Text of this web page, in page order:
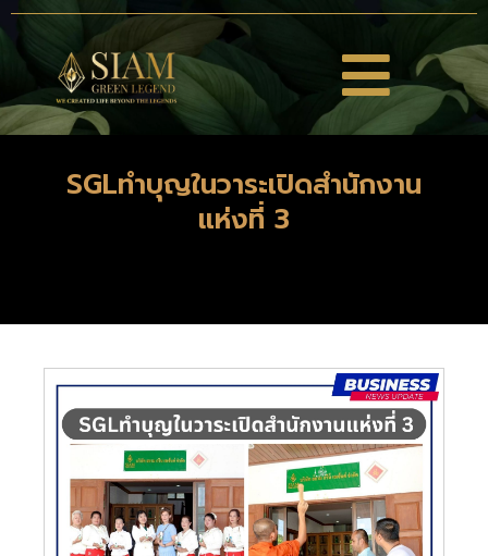
SGLทำบุญในวาระเปิดสำนักงาน
แห่งที่ 3